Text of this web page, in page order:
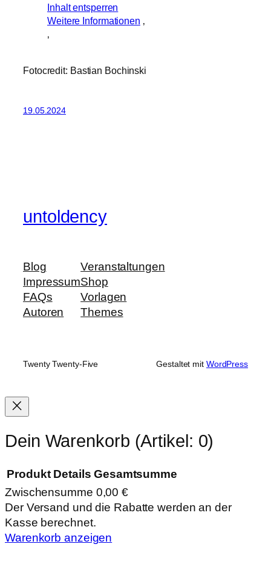
Inhalt entsperren
Weitere Informationen ‚
‚
Fotocredit: Bastian Bochinski
19.05.2024
untoldency
Blog
Impressum
FAQs
Autoren
Veranstaltungen
Shop
Vorlagen
Themes
Twenty Twenty-Five Gestaltet mit WordPress
Dein Warenkorb (Artikel: 0)
Produkte
im
Warenkorb
Produkt Details Gesamtsumme
Zwischensumme 0,00 €
Der Versand und die Rabatte werden an der
Kasse berechnet.
Warenkorb anzeigen